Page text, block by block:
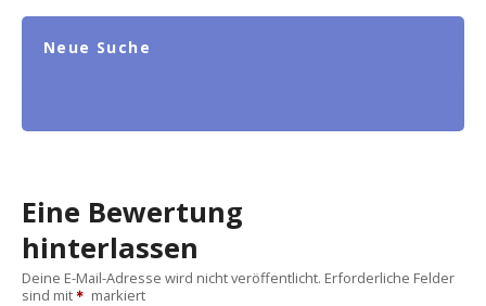
Neue Suche
Eine Bewertung
hinterlassen
Deine E-Mail-Adresse wird nicht veröffentlicht. Erforderliche Felder
sind mit
markiert